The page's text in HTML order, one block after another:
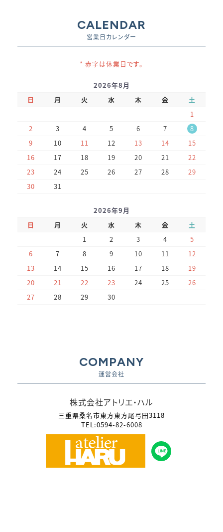
CALENDAR
営業日カレンダー
* 赤字は休業日です。
2026年8月
日
月 火 水 木 金
土
1
2
3 4 5 6 7
8
9
10 11 12 13 14
15
16
17 18 19 20 21
22
23
24 25 26 27 28
29
30
31
2026年9月
日
月 火 水 木 金
土
1
2 3 4
5
6
7 8 9 10 11
12
13
14 15 16 17 18
19
20
21 22 23 24 25
26
27
28 29 30
COMPANY
運営会社
株式会社アトリエ・ハル
三重県桑名市東方東方尾弓田3118
TEL:0594-82-6008